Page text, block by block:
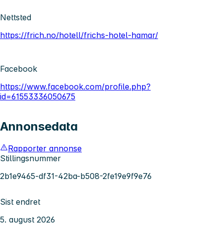
Nettsted
https://frich.no/hotell/frichs-hotel-hamar/
Facebook
https://www.facebook.com/profile.php?
id=61553336050675
Annonsedata
Rapporter annonse
Stillingsnummer
2b1e9465-df31-42ba-b508-2fe19e9f9e76
Sist endret
5. august 2026